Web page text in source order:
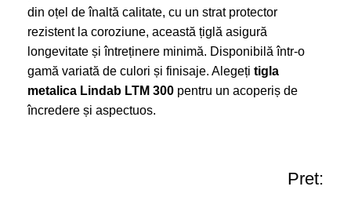
din oțel de înaltă calitate, cu un strat protector
rezistent la coroziune, această țiglă asigură
longevitate și întreținere minimă. Disponibilă într-o
gamă variată de culori și finisaje. Alegeți tigla
metalica Lindab LTM 300 pentru un acoperiș de
încredere și aspectuos.
Pret: